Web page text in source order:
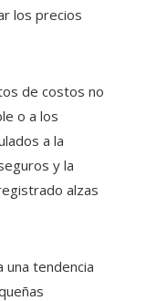
los precios
de costos no
o a los
a la
y la
alzas
tendencia